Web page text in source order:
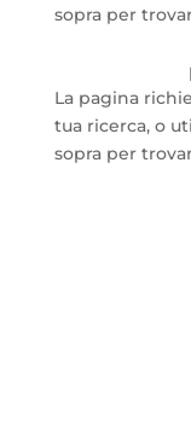
sopra per
La pagina
tua ricerca, o
sopra per